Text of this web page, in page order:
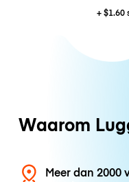
+$1.60
Waarom
Meer dan 2000